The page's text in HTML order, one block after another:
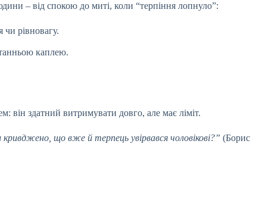
– від спокою до миті, коли “терпіння лопнуло”:
рівновагу.
каплею.
він здатний витримувати довго, але має ліміт.
що вже й терпець увірвався чоловікові?” (Борис